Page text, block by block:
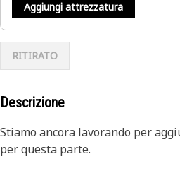
Aggiungi attrezzatura
RITIRATO
Descrizione
Stiamo ancora lavorando per
per questa parte.